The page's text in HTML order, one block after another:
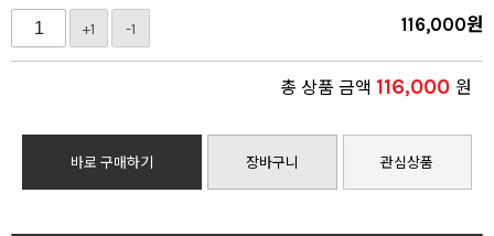
+1 -1 116,000원
총 상품 금액 116,000 원
바로 구매하기 장바구니 관심상품